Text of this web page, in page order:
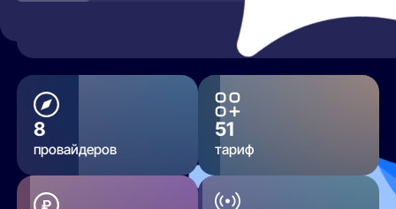
8
провайдеров
51
тариф